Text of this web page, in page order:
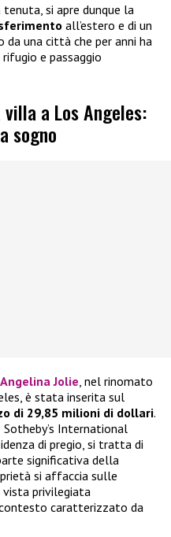
si apre dunque la
all’estero e di un
da una città che per anni ha
e passaggio
a Los Angeles:
sogno
Angelina Jolie, nel rinomato
è stata inserita sul
di 29,85 milioni di dollari.
International
di pregio, si tratta di
significativa della
si affaccia sulle
privilegiata
caratterizzato da